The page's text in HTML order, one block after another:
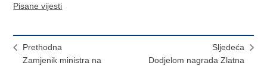
Pisane vijesti
Prethodna
Zamjenik ministra na
Sljedeća
Dodjelom nagrada Zlatna